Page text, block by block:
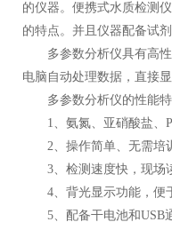
的仪器。便携式水质检测
的特点。并且仪器配备试
多参数分析仪具有高性
电脑自动处理数据，直接
多参数分析仪的性能特
1、氨氮、亚硝酸盐、
2、操作简单、无需培训
3、检测速度快，现场读
4、背光显示功能，便
5、配备干电池和USB